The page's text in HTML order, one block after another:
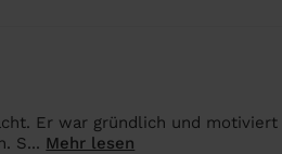
Er war gründlich und motiviert
S... Mehr lesen